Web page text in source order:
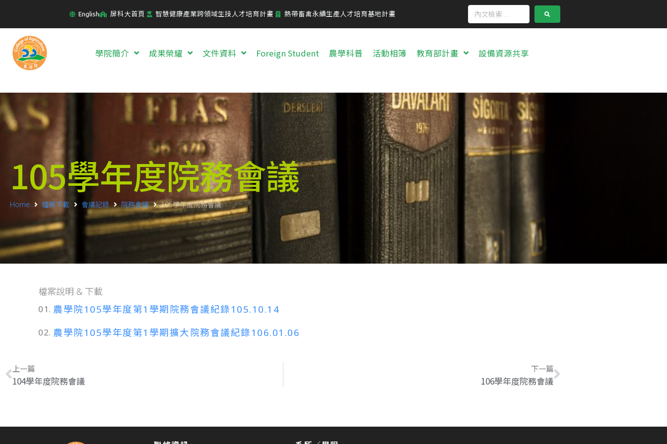
English 屏科大首頁 智慧健康產業跨領域生技人才培育計畫 熱帶畜禽永續生產人才培育基地計畫
學院簡介 成果榮耀 文件資料 Foreign Student 農學科普 活動相簿 教育部計畫 設備資源共享
105學年度院務會議
Home 檔案下載 會議記錄 院務會議 105學年度院務會議
檔案說明 & 下載
01. 農學院105學年度第1學期院務會議紀錄105.10.14
02. 農學院105學年度第1學期擴大院務會議紀錄106.01.06
上一篇
104學年度院務會議
下一篇
106學年度院務會議